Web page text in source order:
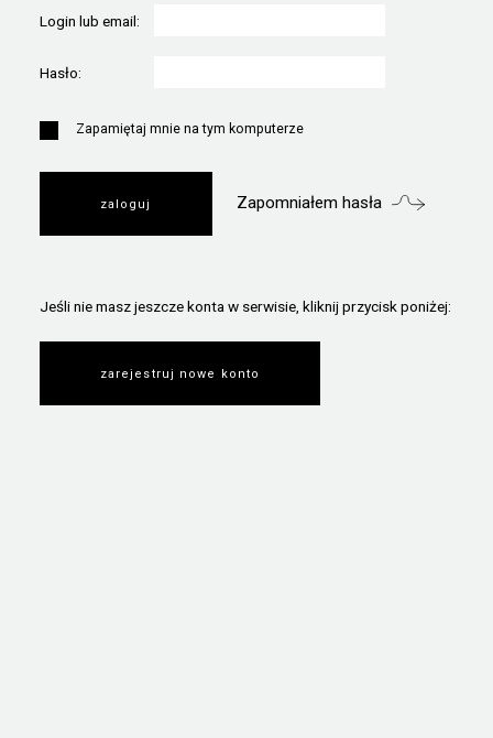
Login lub email:
Hasło:
Zapamiętaj mnie na tym komputerze
Zapomniałem hasła
Jeśli nie masz jeszcze konta w serwisie, kliknij przycisk poniżej:
zarejestruj nowe konto